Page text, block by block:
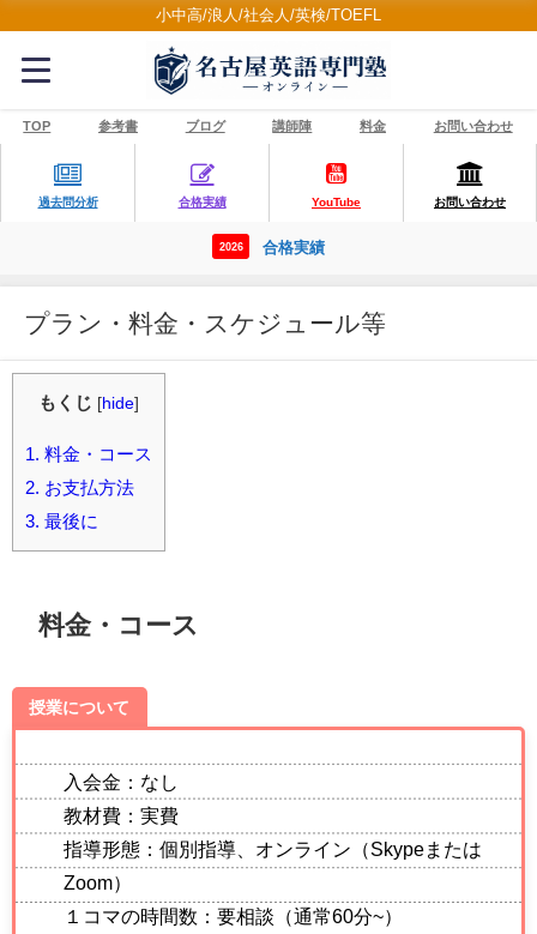
小中高/浪人/社会人/英検/TOEFL
TOP 参考書 ブログ 講師陣 料金 お問い合わせ
過去問分析 合格実績 YouTube お問い合わせ
2026 合格実績
プラン・料金・スケジュール等
もくじ [hide]
1. 料金・コース
2. お支払方法
3. 最後に
料金・コース
授業について
入会金：なし
教材費：実費
指導形態：個別指導、オンライン（Skypeまたは
Zoom）
１コマの時間数：要相談（通常60分~）